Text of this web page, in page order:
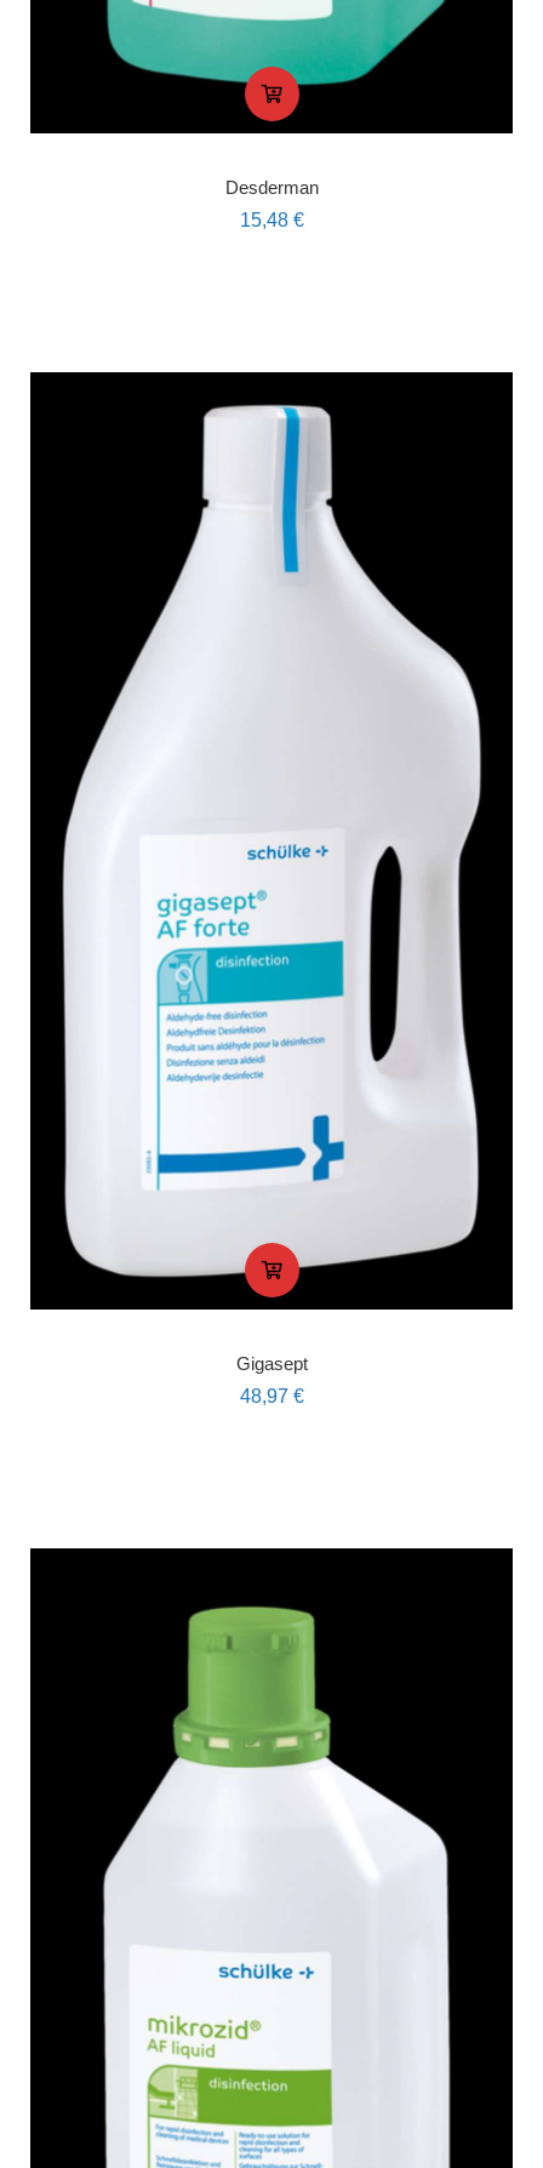
Desderman
15,48 €
Gigasept
48,97 €